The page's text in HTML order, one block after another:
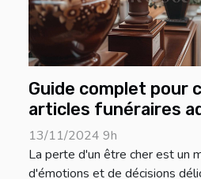
Guide complet pour
articles funéraires
13/11/2024 9h
La perte d'un être cher est un
d'émotions et de décisions